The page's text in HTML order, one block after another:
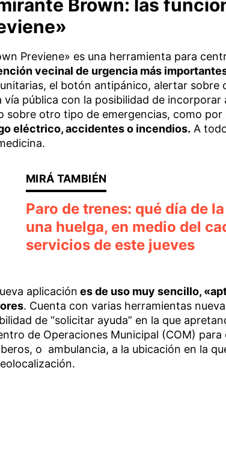
Brown: las
Previene» es una herramienta para
vecinal de urgencia más
el botón antipánico, alertar sobre
vía pública con la posibilidad de
sobre otro tipo de emergencias, como por
eléctrico, accidentes o incendios. A
Paro de trenes: qué día de
una huelga, en medio del
servicios de este jueves
aplicación es de uso muy sencillo,
. Cuenta con varias herramientas
de “solicitar ayuda” en la que
de Operaciones Municipal (COM)
o ambulancia, a la ubicación en la